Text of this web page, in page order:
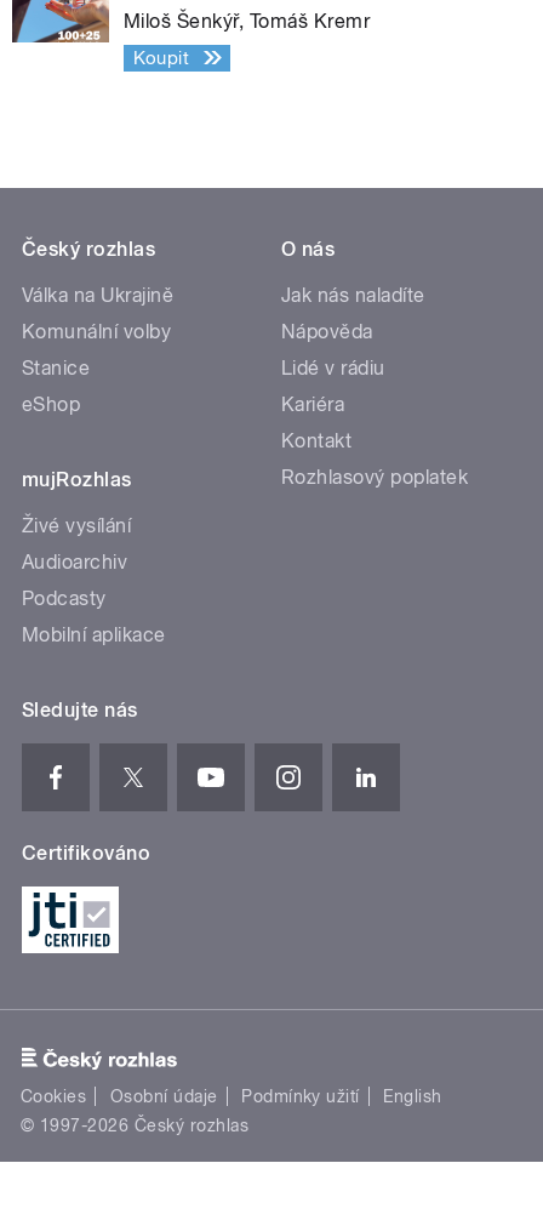
Miloš Šenkýř, Tomáš Kremr
Koupit
Český rozhlas
Válka na Ukrajině
Komunální volby
Stanice
eShop
mujRozhlas
Živé vysílání
Audioarchiv
Podcasty
Mobilní aplikace
O nás
Jak nás naladíte
Nápověda
Lidé v rádiu
Kariéra
Kontakt
Rozhlasový poplatek
Sledujte nás
Certifikováno
Cookies Osobní údaje Podmínky užití
English
© 1997-2026 Český rozhlas